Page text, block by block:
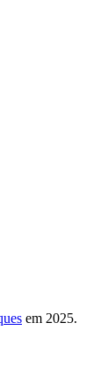
em 2025.